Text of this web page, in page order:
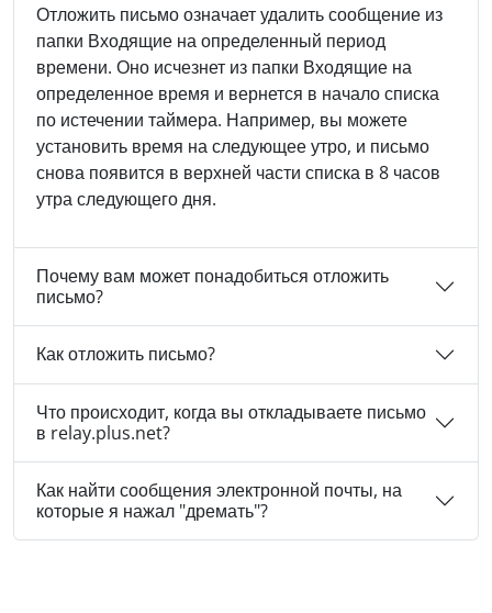
Отложить письмо означает удалить сообщение из
папки Входящие на определенный период
времени. Оно исчезнет из папки Входящие на
определенное время и вернется в начало списка
по истечении таймера. Например, вы можете
установить время на следующее утро, и письмо
снова появится в верхней части списка в 8 часов
утра следующего дня.
Почему вам может понадобиться отложить
письмо?
Как отложить письмо?
Что происходит, когда вы откладываете письмо
в relay.plus.net?
Как найти сообщения электронной почты, на
которые я нажал "дремать"?